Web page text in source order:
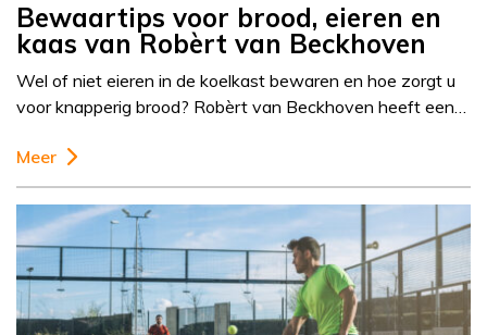
Bewaartips voor brood, eieren en
kaas van Robèrt van Beckhoven
Wel of niet eieren in de koelkast bewaren en hoe zorgt u
voor knapperig brood? Robèrt van Beckhoven heeft een…
Meer